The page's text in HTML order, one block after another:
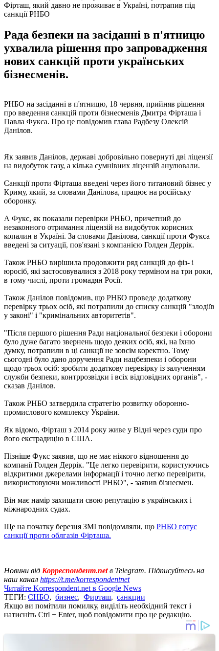
Фірташ, який давно не проживає в Україні, потрапив під
санкції РНБО
Рада безпеки на засіданні в п'ятницю
ухвалила рішення про запровадження
нових санкцій проти українських
бізнесменів.
РНБО на засіданні в п'ятницю, 18 червня, прийняв рішення
про введення санкцій проти бізнесменів Дмитра Фірташа і
Павла Фукса. Про це повідомив глава Радбезу Олексій
Данілов.
Як заявив Данілов, державі добровільно повернуті дві ліцензії
на видобуток газу, а кілька сумнівних ліцензій анулювали.
Санкції проти Фірташа введені через його титановий бізнес у
Криму, який, за словами Данілова, працює на російську
оборонку.
А Фукс, як показали перевірки РНБО, причетний до
незаконного отримання ліцензій на видобуток корисних
копалин в Україні. За словами Данілова, санкції проти Фукса
введені за ситуації, пов'язані з компанією Голден Деррік.
Також РНБО вирішила продовжити ряд санкцій до фіз- і
юросіб, які застосовувалися з 2018 року терміном на три роки,
в тому числі, проти громадян Росії.
Також Данілов повідомив, що РНБО проведе додаткову
перевірку трьох осіб, які потрапили до списку санкцій "злодіїв
у законі" і "кримінальних авторитетів".
"Після першого рішення Ради національної безпеки і оборони
було дуже багато звернень щодо деяких осіб, які, на їхню
думку, потрапили в ці санкції не зовсім коректно. Тому
сьогодні було дано доручення Ради нацбезпеки і оборони
щодо трьох осіб: зробити додаткову перевірку із залученням
служби безпеки, контррозвідки і всіх відповідних органів", -
сказав Данілов.
Також РНБО затвердила стратегію розвитку оборонно-
промислового комплексу України.
Як відомо, Фірташ з 2014 року живе у Відні через суди про
його екстрадицію в США.
Пізніше Фукс заявив, що не має ніякого відношення до
компанії Голден Деррік. "Це легко перевірити, користуючись
відкритими джерелами інформації і точно легко перевірити,
використовуючи можливості РНБО", - заявив бізнесмен.
Він має намір захищати свою репутацію в українських і
міжнародних судах.
Ще на початку березня ЗМІ повідомляли, що РНБО готує
санкції проти облгазів Фірташа.
Новини від Корреспондент.netв Telegram. Підписуйтесь на
наш канал https://t.me/korrespondentnet
Читайте Korrespondent.net в Google News
ТЕГИ: СНБО, бизнес, Фирташ, санкции
Якщо ви помітили помилку, виділіть необхідний текст і
натисніть Ctrl + Enter, щоб повідомити про це редакцію.